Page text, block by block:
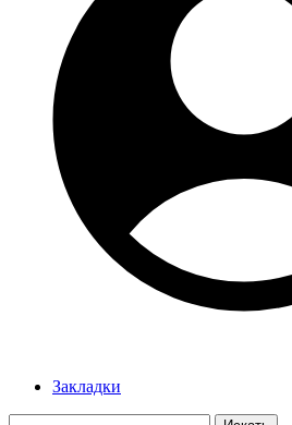
Закладки